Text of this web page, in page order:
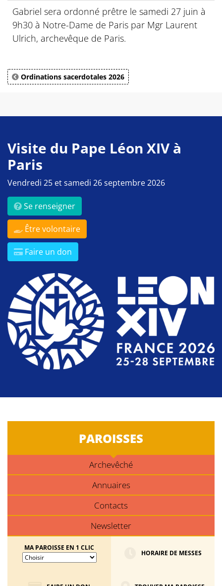
Gabriel sera ordonné prêtre le samedi 27 juin à
9h30 à Notre-Dame de Paris par Mgr Laurent
Ulrich, archevêque de Paris.
Ordinations sacerdotales 2026
Visite du Pape Léon XIV à
Paris
Vendredi 25 et samedi 26 septembre 2026
Se renseigner
Être volontaire
Faire un don
PAROISSES
Archevêché
Annuaires
Contacts
Newsletter
MA PAROISSE EN 1 CLIC
HORAIRE DE MESSES